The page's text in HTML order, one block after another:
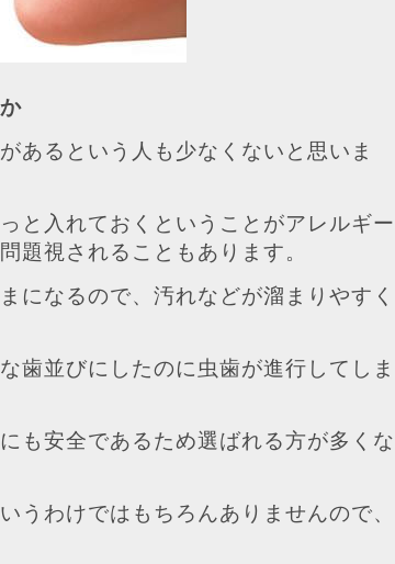
あるという人も少なくないと思いま
と入れておくということがアレルギー
題視されることもあります。
になるので、汚れなどが溜まりやすく
歯並びにしたのに虫歯が進行してしま
も安全であるため選ばれる方が多くな
うわけではもちろんありませんので、